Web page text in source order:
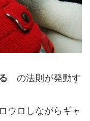
の法則が発動す
ウロしながらギャ